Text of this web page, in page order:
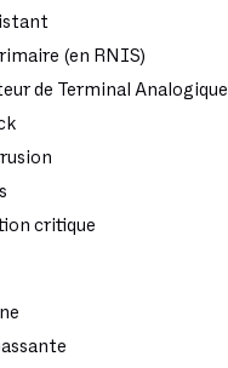
(en RNIS)
de Terminal Analogique
critique